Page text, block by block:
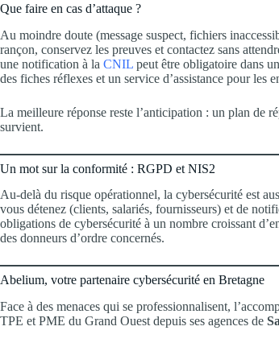
Que faire en cas d’attaque ?
Au moindre doute (message suspect, fichiers
rançon, conservez les preuves et contactez sans
une notification à la CNIL peut être obligatoire dans
des fiches réflexes et un service d’assistance pour les
La meilleure réponse reste l’anticipation : un plan de
survient.
Un mot sur la conformité : RGPD et NIS2
Au-delà du risque opérationnel, la cybersécurité est
vous détenez (clients, salariés, fournisseurs) et de
obligations de cybersécurité à un nombre croissant
des donneurs d’ordre concernés.
Abelium, votre partenaire cybersécurité en Bretagne
Face à des menaces qui se professionnalisent,
TPE et PME du Grand Ouest depuis ses agences de